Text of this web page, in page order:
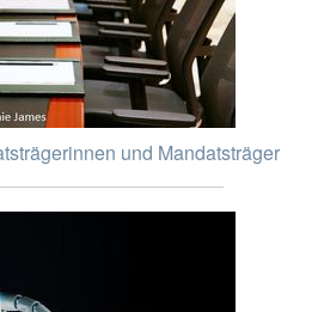
und Mandatsträger